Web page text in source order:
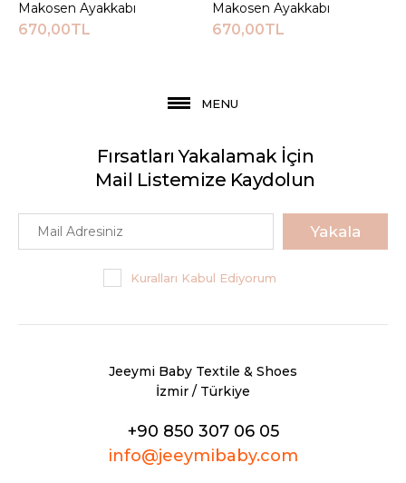
Makosen Ayakkabı
670,00TL
Makosen Ayakkabı
670,00TL
MENU
Fırsatları Yakalamak İçin
Mail Listemize Kaydolun
Yakala
Kuralları Kabul Ediyorum
Jeeymi Baby Textile & Shoes
İzmir / Türkiye
+90 850 307 06 05
info@jeeymibaby.com